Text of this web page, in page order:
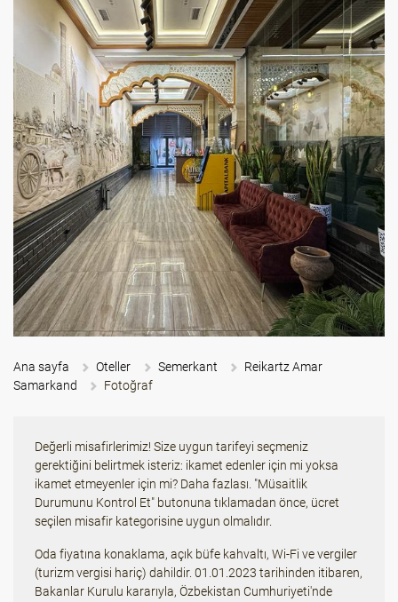
Ana sayfa Oteller Semerkant
Reikartz Amar
Samarkand
Fotoğraf
Değerli misafirlerimiz! Size uygun tarifeyi seçmeniz
gerektiğini belirtmek isteriz: ikamet edenler için mi yoksa
ikamet etmeyenler için mi? Daha fazlası. "Müsaitlik
Durumunu Kontrol Et" butonuna tıklamadan önce, ücret
seçilen misafir kategorisine uygun olmalıdır.
Oda fiyatına konaklama, açık büfe kahvaltı, Wi-Fi ve vergiler
(turizm vergisi hariç) dahildir. 01.01.2023 tarihinden itibaren,
Bakanlar Kurulu kararıyla, Özbekistan Cumhuriyeti'nde